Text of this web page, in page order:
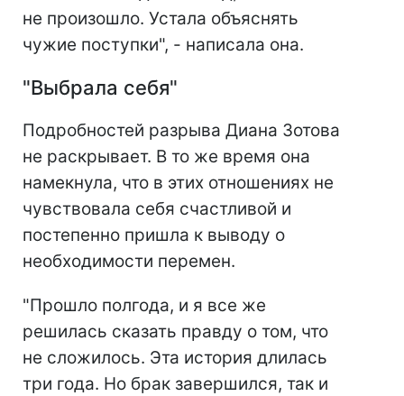
не произошло. Устала объяснять
чужие поступки", - написала она.
"Выбрала себя"
Подробностей разрыва Диана Зотова
не раскрывает. В то же время она
намекнула, что в этих отношениях не
чувствовала себя счастливой и
постепенно пришла к выводу о
необходимости перемен.
"Прошло полгода, и я все же
решилась сказать правду о том, что
не сложилось. Эта история длилась
три года. Но брак завершился, так и